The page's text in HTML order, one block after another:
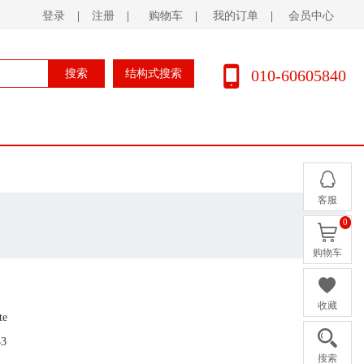
登录 注册 购物车 我的订单 会员中心
010-60605840
搜索 结构式搜索
客服
购物车
0
收藏
搜索